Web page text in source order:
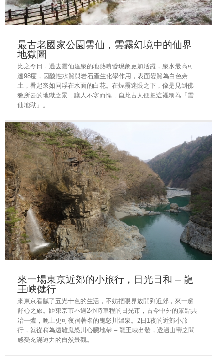
最古老國家公園雲仙，雲霧幻境中的仙界
地獄圖
比之今日，過去雲仙溫泉的地熱噴發現象更加活躍，泉水最高可
達98度，因酸性水質與岩石產生化學作用，表面變質為白色余
土，看起來如同浮在水面的白花。在煙霧迷眼之下，像是見到佛
教所云的地獄之景，讓人不寒而慄，自此古人便把這裡稱為「雲
仙地獄」。
來一場東京近郊的小旅行，日光日和 – 龍
王峽健行
來東京看膩了五光十色的生活，不妨把眼界放開到近郊，來一趟
舒心之旅。距東京市不過2小時車程的日光市，古今中外的景點共
冶一爐，晚上更可夜宿著名的鬼怒川溫泉。2日1夜的近郊小旅
行，就從稍為遠離鬼怒川心臟地帶 – 龍王峽出發，透過山巒之間
感受充滿迫力的自然景觀。